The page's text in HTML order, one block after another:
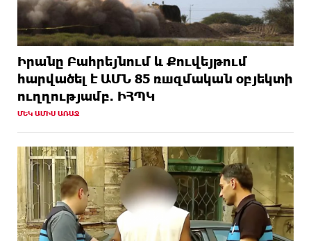
Իրանը Բահրեյնում և Քուվեյթում
hարվածել է ԱՄՆ 85 ռшզմական օբյեկտի
ուղղությամբ. ԻՀՊԿ
ՄԵԿ ԱՄԻՍ ԱՌԱՋ